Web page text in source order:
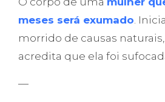
meses será exumado.
morrido de causas
acredita que ela foi
—